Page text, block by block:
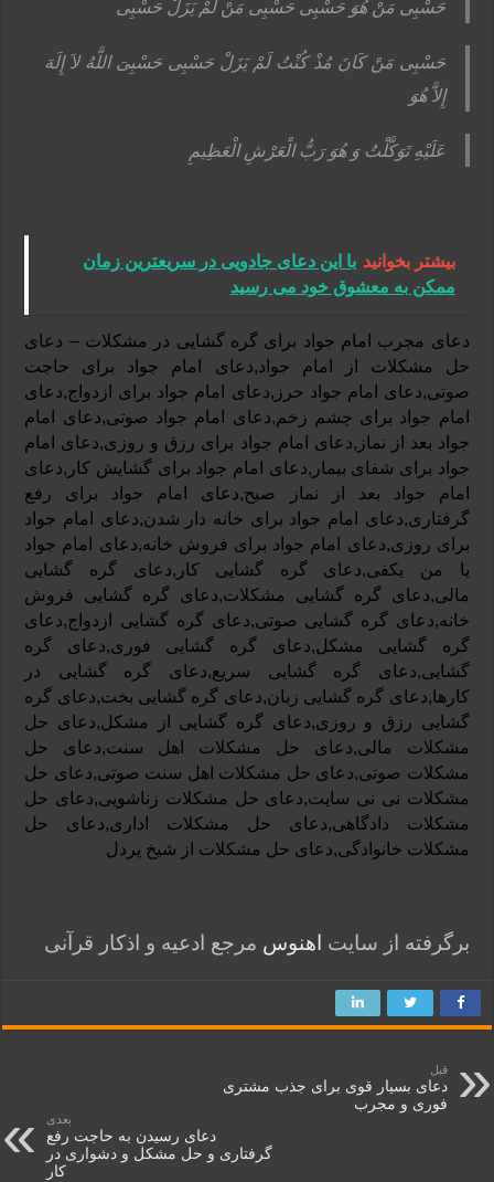
حَسْبِی مَنْ هُوَ حَسْبِی حَسْبِی مَنْ لَمْ یَزَلْ حَسْبِی‏
حَسْبِی مَنْ کَانَ مُذْ کُنْتُ لَمْ یَزَلْ حَسْبِی حَسْبِیَ اللَّهُ لاَ إِلَهَ
إِلاَّ هُوَ
عَلَیْهِ تَوَکَّلْتُ وَ هُوَ رَبُّ الْعَرْشِ الْعَظِیمِ‏
بیشتر بخوانید با این دعای جادویی در سریعترین زمان
ممکن به معشوق خود می رسید
دعای مجرب امام جواد برای گره گشایی در مشکلات – دعای
حل مشکلات از امام جواد,دعای امام جواد برای حاجت
صوتی,دعای امام جواد حرز,دعای امام جواد برای ازدواج,دعای
امام جواد برای چشم زخم,دعای امام جواد صوتی,دعای امام
جواد بعد از نماز,دعای امام جواد برای رزق و روزی,دعای امام
جواد برای شفای بیمار,دعای امام جواد برای گشایش کار,دعای
امام جواد بعد از نماز صبح,دعای امام جواد برای رفع
گرفتاری,دعای امام جواد برای خانه دار شدن,دعای امام جواد
برای روزی,دعای امام جواد برای فروش خانه,دعای امام جواد
یا من یکفی,دعای گره گشایی کار,دعای گره گشایی
مالی,دعای گره گشایی مشکلات,دعای گره گشایی فروش
خانه,دعای گره گشایی صوتی,دعای گره گشایی ازدواج,دعای
گره گشایی مشکل,دعای گره گشایی فوری,دعای گره
گشایی,دعای گره گشایی سریع,دعای گره گشایی در
کارها,دعای گره گشایی زبان,دعای گره گشایی بخت,دعای گره
گشایی رزق و روزی,دعای گره گشایی از مشکل,دعای حل
مشکلات مالی,دعای حل مشکلات اهل سنت,دعای حل
مشکلات صوتی,دعای حل مشکلات اهل سنت صوتی,دعای حل
مشکلات نی نی سایت,دعای حل مشکلات زناشویی,دعای حل
مشکلات دادگاهی,دعای حل مشکلات اداری,دعای حل
مشکلات خانوادگی,دعای حل مشکلات از شیخ پردل
برگرفته از سایت اهنوس مرجع ادعیه و اذکار قرآنی
قبل
دعای بسیار قوی برای جذب مشتری
فوری و مجرب
بعدی
دعای رسیدن به حاجت رفع
گرفتاری و حل مشکل و دشواری در
کار